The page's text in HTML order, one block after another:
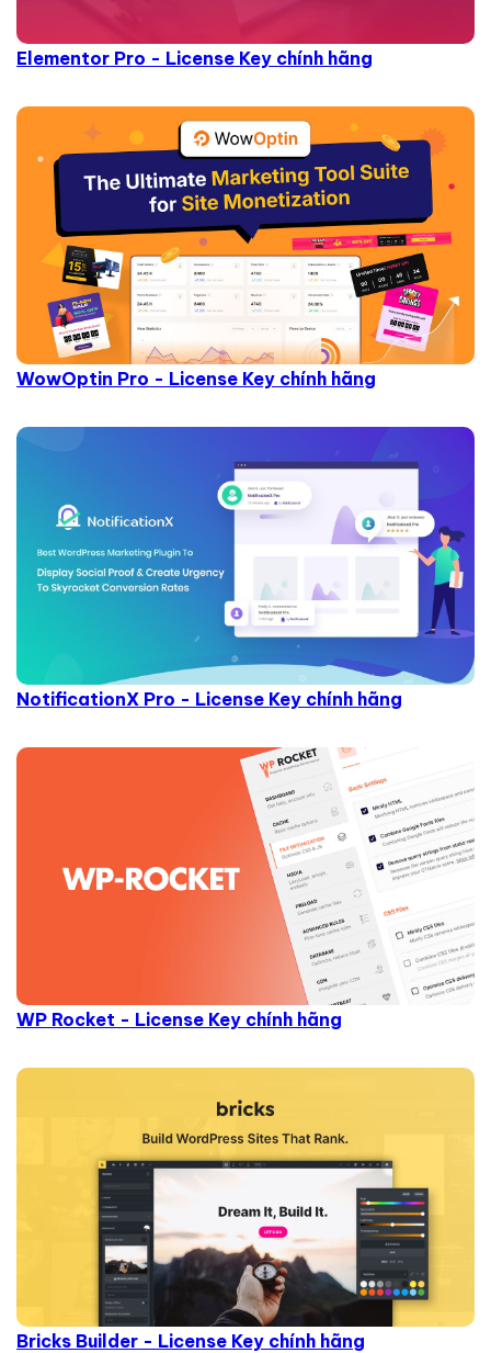
Elementor Pro - License Key chính hãng
WowOptin Pro - License Key chính hãng
NotificationX Pro - License Key chính hãng
WP Rocket - License Key chính hãng
Bricks Builder - License Key chính hãng